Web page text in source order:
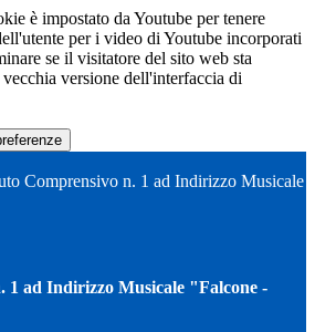
è impostato da Youtube per tenere
per i video di Youtube incorporati
se il visitatore del sito web sta
versione dell'interfaccia di
Comprensivo n. 1 ad Indirizzo Musicale
1 ad Indirizzo Musicale "Falcone -